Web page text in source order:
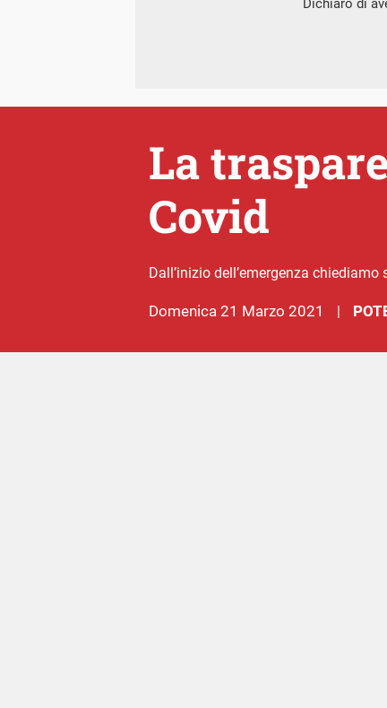
Dichiaro di
La
Covid
Dall’inizio dell’emergenza
domenica 21 Marzo 2021 |